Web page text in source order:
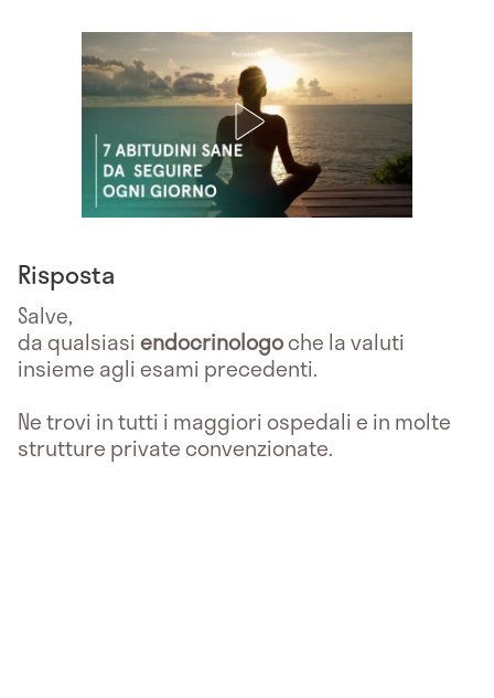
Risposta
Salve,
da qualsiasiendocrinologoche la valuti
insieme agli esami precedenti.
Ne trovi in tutti i maggiori ospedali e in molte
strutture private convenzionate.